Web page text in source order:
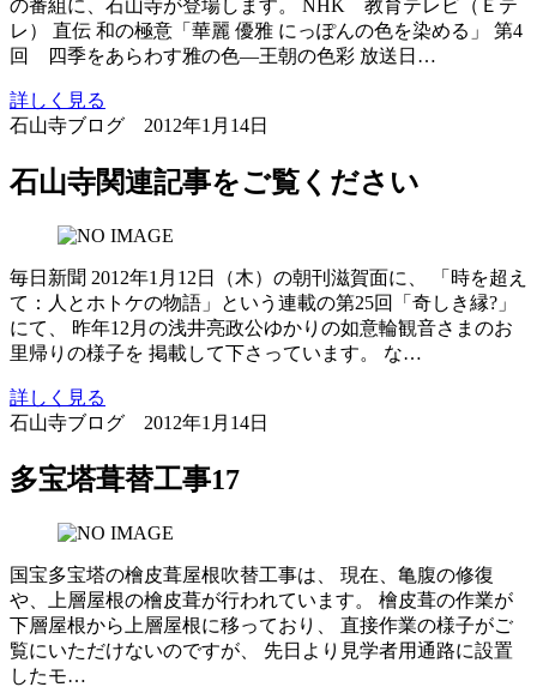
の番組に、石山寺が登場します。 NHK 教育テレビ（Ｅテ
レ） 直伝 和の極意「華麗 優雅 にっぽんの色を染める」 第4
回 四季をあらわす雅の色―王朝の色彩 放送日…
詳しく見る
石山寺ブログ
2012年1月14日
石山寺関連記事をご覧ください
毎日新聞 2012年1月12日（木）の朝刊滋賀面に、 「時を超え
て：人とホトケの物語」という連載の第25回「奇しき縁?」
にて、 昨年12月の浅井亮政公ゆかりの如意輪観音さまのお
里帰りの様子を 掲載して下さっています。 な…
詳しく見る
石山寺ブログ
2012年1月14日
多宝塔葺替工事17
国宝多宝塔の檜皮葺屋根吹替工事は、 現在、亀腹の修復
や、上層屋根の檜皮葺が行われています。 檜皮葺の作業が
下層屋根から上層屋根に移っており、 直接作業の様子がご
覧にいただけないのですが、 先日より見学者用通路に設置
したモ…